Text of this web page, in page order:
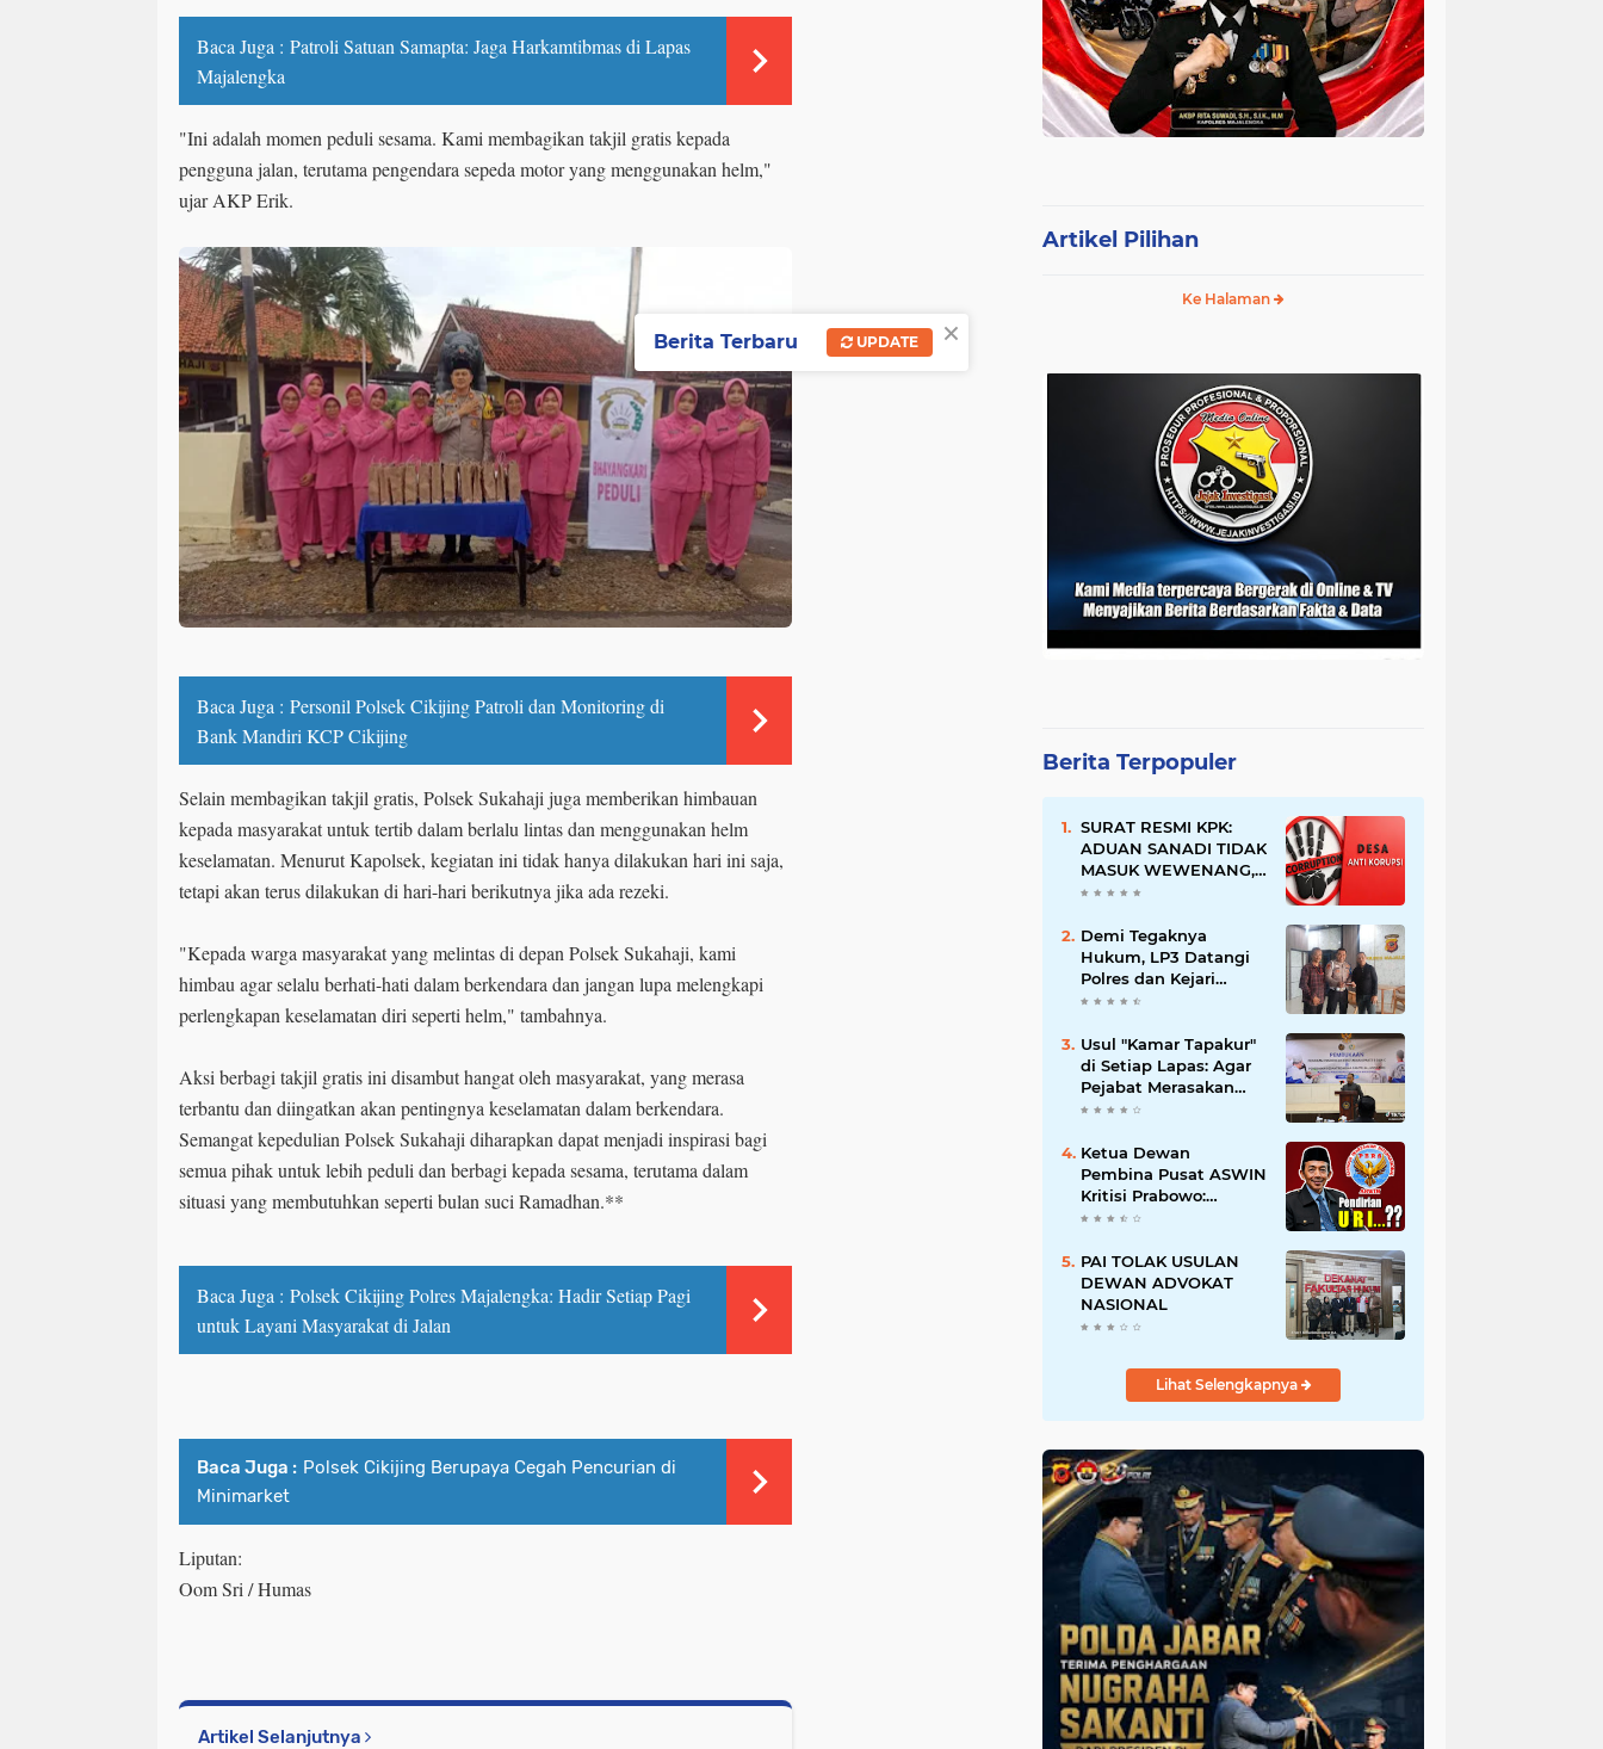
Baca Juga : Patroli Satuan Samapta: Jaga Harkamtibmas di Lapas
Majalengka
"Ini adalah momen peduli sesama. Kami membagikan takjil gratis kepada
pengguna jalan, terutama pengendara sepeda motor yang menggunakan helm,"
ujar AKP Erik.
Baca Juga : Personil Polsek Cikijing Patroli dan Monitoring di
Bank Mandiri KCP Cikijing
Selain membagikan takjil gratis, Polsek Sukahaji juga memberikan himbauan
kepada masyarakat untuk tertib dalam berlalu lintas dan menggunakan helm
keselamatan. Menurut Kapolsek, kegiatan ini tidak hanya dilakukan hari ini saja,
tetapi akan terus dilakukan di hari-hari berikutnya jika ada rezeki.
"Kepada warga masyarakat yang melintas di depan Polsek Sukahaji, kami
himbau agar selalu berhati-hati dalam berkendara dan jangan lupa melengkapi
perlengkapan keselamatan diri seperti helm," tambahnya.
Aksi berbagi takjil gratis ini disambut hangat oleh masyarakat, yang merasa
terbantu dan diingatkan akan pentingnya keselamatan dalam berkendara.
Semangat kepedulian Polsek Sukahaji diharapkan dapat menjadi inspirasi bagi
semua pihak untuk lebih peduli dan berbagi kepada sesama, terutama dalam
situasi yang membutuhkan seperti bulan suci Ramadhan.**
Baca Juga : Polsek Cikijing Polres Majalengka: Hadir Setiap Pagi
untuk Layani Masyarakat di Jalan
Baca Juga : Polsek Cikijing Berupaya Cegah Pencurian di
Minimarket
Liputan:
Oom Sri / Humas
Artikel Selanjutnya
Artikel Pilihan
Ke Halaman
Berita Terpopuler
SURAT RESMI KPK:
ADUAN SANADI TIDAK
MASUK WEWENANG,
DESA BABAKAN
DESA ANTI KORUPSI
OLEH KEJAKSAAN
Demi Tegaknya
Hukum, LP3 Datangi
Polres dan Kejari
Majalengka; Minta
Proporsional:
Restoratif untuk
Lemah, Tegas untuk
Narkoba & Oknum
Usul "Kamar Tapakur"
di Setiap Lapas: Agar
Pejabat Merasakan
Suasana Penjara, Tak
Menyalahgunakan
Amanah
Ketua Dewan
Pembina Pusat ASWIN
Kritisi Prabowo:
Evaluasi Pendirian
Mendesak Sebaiknya
Dibatalkan
PAI TOLAK USULAN
DEWAN ADVOKAT
NASIONAL
Lihat Selengkapnya
×
Berita Terbaru UPDATE